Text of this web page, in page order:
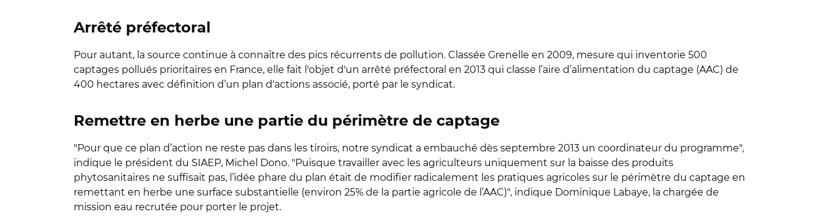
Arrêté préfectoral
Pour autant, la source continue à connaître des pics récurrents de pollution. Classée Grenelle en 2009, mesure qui inventorie 500
captages pollués prioritaires en France, elle fait l'objet d'un arrêté préfectoral en 2013 qui classe l’aire d’alimentation du captage (AAC) de
400 hectares avec définition d’un plan d'actions associé, porté par le syndicat.
Remettre en herbe une partie du périmètre de captage
"Pour que ce plan d’action ne reste pas dans les tiroirs, notre syndicat a embauché dès septembre 2013 un coordinateur du programme",
indique le président du SIAEP, Michel Dono. "Puisque travailler avec les agriculteurs uniquement sur la baisse des produits
phytosanitaires ne suffisait pas, l’idée phare du plan était de modifier radicalement les pratiques agricoles sur le périmètre du captage en
remettant en herbe une surface substantielle (environ 25% de la partie agricole de l’AAC)", indique Dominique Labaye, la chargée de
mission eau recrutée pour porter le projet.